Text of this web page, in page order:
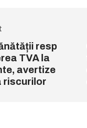
resp
TVA la
avertize
riscurilor